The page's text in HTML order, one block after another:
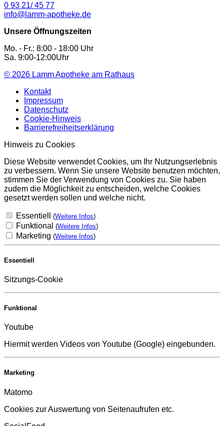
0 93 21/ 45 77
info@lamm-apotheke.de
Unsere Öffnungszeiten
Mo. - Fr.: 8:00 - 18:00 Uhr
Sa. 9:00-12:00Uhr
© 2026 Lamm Apotheke am Rathaus
Kontakt
Impressum
Datenschutz
Cookie-Hinweis
Barrierefreiheitserklärung
Hinweis zu Cookies
Diese Website verwendet Cookies, um Ihr Nutzungserlebnis
zu verbessern. Wenn Sie unsere Website benutzen möchten,
stimmen Sie der Verwendung von Cookies zu. Sie haben
zudem die Möglichkeit zu entscheiden, welche Cookies
gesetzt werden sollen und welche nicht.
Essentiell (Weitere Infos)
Funktional (Weitere Infos)
Marketing (Weitere Infos)
Essentiell
Sitzungs-Cookie
Funktional
Youtube
Hiermit werden Videos von Youtube (Google) eingebunden.
Marketing
Matomo
Cookies zur Auswertung von Seitenaufrufen etc.